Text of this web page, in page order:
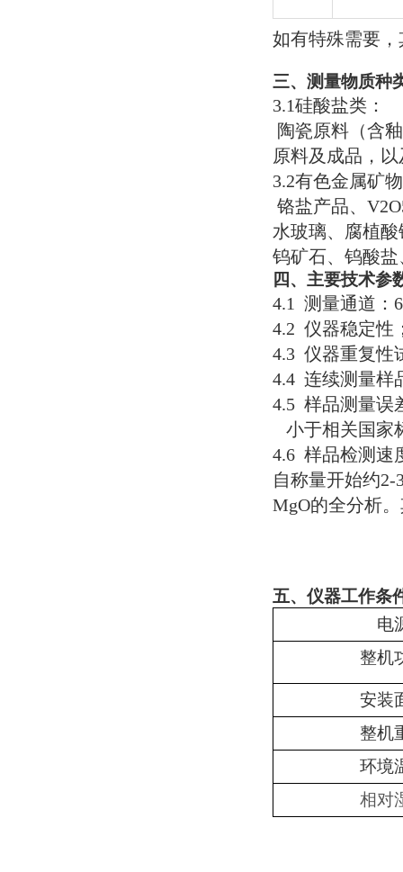
如有特殊需要
三、测量物质种
3.1硅酸盐类：
陶瓷原料（含
原料及成品，
3.2有色金属矿
铬盐产品、
水玻璃、腐植
钨矿石、钨酸
四、主要技术参
4.1 测量通道：
4.2 仪器稳定性
4.3 仪器重复性
4.4 连续测量样
4.5 样品测量误
小于相关国家
4.6 样品检测速
自称量开始约2-
MgO的全分析
五、仪器工作条
电
整机
安装
整机
环境
相对